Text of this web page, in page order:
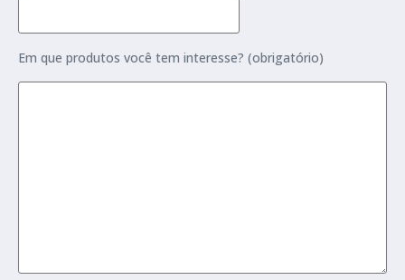
Em que produtos você tem interesse? (obrigatório)